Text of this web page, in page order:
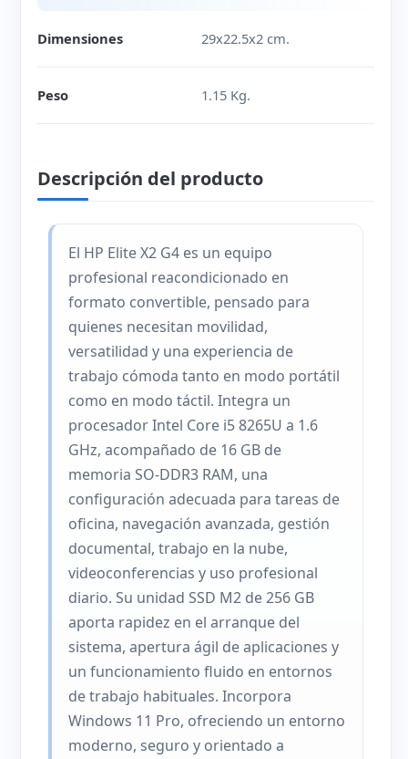
Dimensiones 29x22.5x2 cm.
Peso 1.15 Kg.
Descripción del producto
El HP Elite X2 G4 es un equipo
profesional reacondicionado en
formato convertible, pensado para
quienes necesitan movilidad,
versatilidad y una experiencia de
trabajo cómoda tanto en modo portátil
como en modo táctil. Integra un
procesador Intel Core i5 8265U a 1.6
GHz, acompañado de 16 GB de
memoria SO-DDR3 RAM, una
configuración adecuada para tareas de
oficina, navegación avanzada, gestión
documental, trabajo en la nube,
videoconferencias y uso profesional
diario. Su unidad SSD M2 de 256 GB
aporta rapidez en el arranque del
sistema, apertura ágil de aplicaciones y
un funcionamiento fluido en entornos
de trabajo habituales. Incorpora
Windows 11 Pro, ofreciendo un entorno
moderno, seguro y orientado a